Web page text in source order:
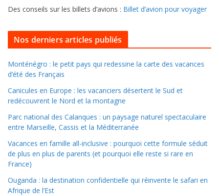
s
o
l
l
e
r
d
a
n
e
a
Des conseils sur les billets d’avions : Billet d’avion pour voyager
Nos derniers articles publiés
Monténégro : le petit pays qui redessine la carte des vacances
d’été des Français
Canicules en Europe : les vacanciers désertent le Sud et
redécouvrent le Nord et la montagne
Parc national des Calanques : un paysage naturel spectaculaire
entre Marseille, Cassis et la Méditerranée
Vacances en famille all-inclusive : pourquoi cette formule séduit
de plus en plus de parents (et pourquoi elle reste si rare en
France)
Ouganda : la destination confidentielle qui réinvente le safari en
Afrique de l’Est